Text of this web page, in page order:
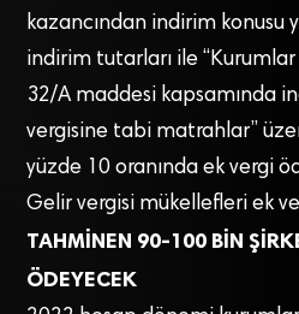
kazancından indirim konusu
indirim tutarları ile
32/A maddesi kapsamında
vergisine tabi matrahlar”
yüzde 10 oranında ek vergi
Gelir vergisi mükellefleri ek
TAHMİNEN 90-100 BİN
ÖDEYECEK